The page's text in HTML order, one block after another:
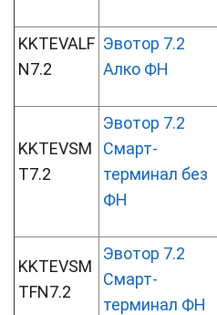
KKTEVALF
N7.2
Эвотор 7.2
Алко ФН
KKTEVSM
T7.2
Эвотор 7.2
Смарт-
терминал без
ФН
KKTEVSM
TFN7.2
Эвотор 7.2
Смарт-
терминал ФН